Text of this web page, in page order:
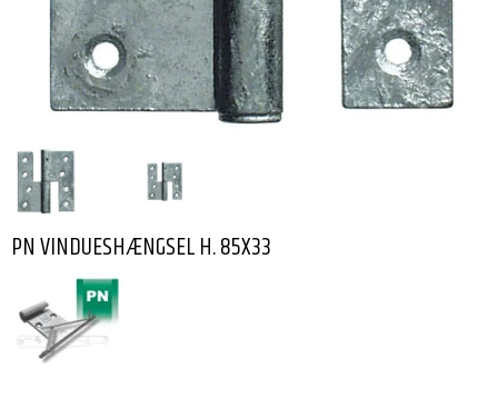
PN VINDUESHÆNGSEL H. 85X33